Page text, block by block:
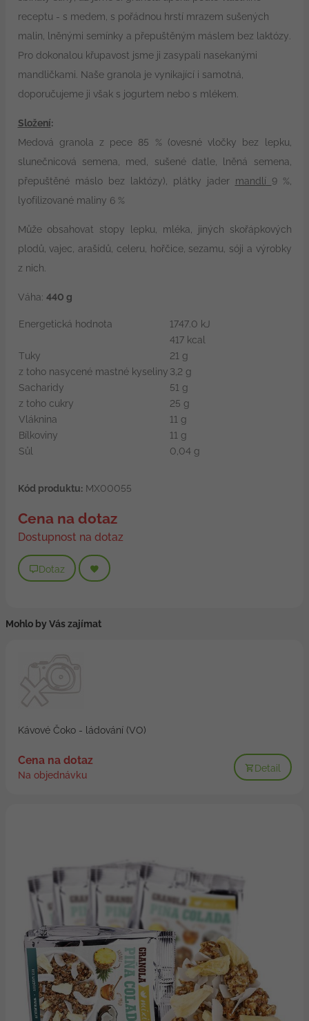
receptu - s medem, s pořádnou hrstí mrazem sušených
malin, lněnými semínky a přepuštěným máslem bez laktózy.
Pro dokonalou křupavost jsme ji zasypali nasekanými
mandličkami. Naše granola je vynikající i samotná,
doporučujeme ji však s jogurtem nebo s mlékem.
Složení:
Medová granola z pece 85 % (ovesné vločky bez lepku,
slunečnicová semena, med, sušené datle, lněná semena,
přepuštěné máslo bez laktózy), plátky jader mandlí 9 %,
lyofilizované maliny 6 %
Může obsahovat stopy lepku, mléka, jiných skořápkových
plodů, vajec, arašídů, celeru, hořčice, sezamu, sóji a výrobky
z nich.
Váha: 440 g
Energetická hodnota
1747.0 kJ
417 kcal
Tuky
21 g
z toho nasycené mastné kyseliny 3,2 g
Sacharidy
51 g
z toho cukry
25 g
Vláknina
11 g
Bílkoviny
11 g
Sůl
0,04 g
Kód produktu:MX00055
Cena na dotaz
Dostupnost na dotaz
Dotaz
Mohlo by Vás zajímat
Kávové Čoko - ládování (VO)
Cena na dotaz
Na objednávku
Detail